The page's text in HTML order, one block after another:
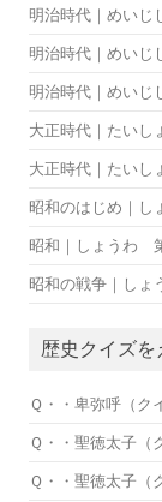
明治時代｜めい
明治時代｜めい
明治時代｜めい
大正時代｜たい
大正時代｜たい
昭和のはじめ｜
昭和｜しょうわ
昭和の戦争｜し
歴史クイズを
Ｑ・・卑弥呼（ク
Ｑ・・聖徳太子（
Ｑ・・聖徳太子（